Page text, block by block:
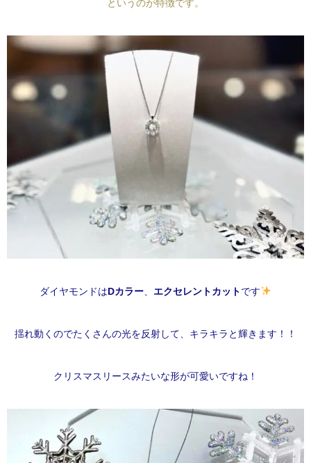
というのが特徴です。
ダイヤモンドはDカラー エクセレントカット です
揺れ動くのでたくさんの光を反射して、キラキラと輝きます！！
クリスマスリースみたいな形が可愛いですね！